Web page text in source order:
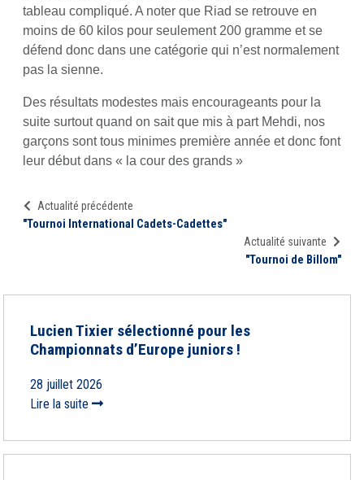
tableau compliqué. A noter que Riad se retrouve en
moins de 60 kilos pour seulement 200 gramme et se
défend donc dans une catégorie qui n’est normalement
pas la sienne.
Des résultats modestes mais encourageants pour la
suite surtout quand on sait que mis à part Mehdi, nos
garçons sont tous minimes première année et donc font
leur début dans « la cour des grands »
Actualité précédente
"Tournoi International Cadets-Cadettes"
Actualité suivante
"Tournoi de Billom"
Lucien Tixier sélectionné pour les
Championnats d’Europe juniors !
28 juillet 2026
Lire la suite